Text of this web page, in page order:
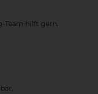
Team hilft gern.